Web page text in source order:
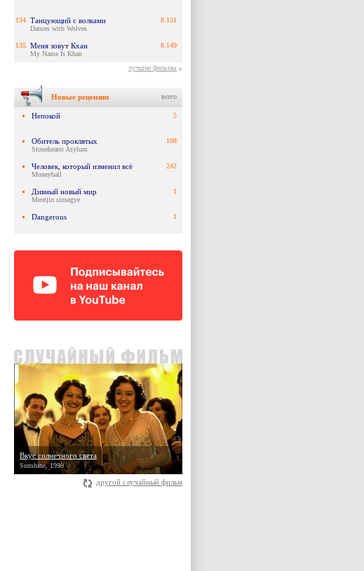
134. Танцующий с волками
Dances with Wolves
8.151
135. Меня зовут Кхан
My Name Is Khan
8.149
лучшие фильмы
Новые рецензии всего
Непокой 5
Обитель проклятых
Stonehearst Asylum
108
Человек, который изменил всё
Moneyball
242
Дивный новый мир
Meotjin sinsegye
1
Dangerous 1
Вкус солнечного света
Sunshine, 1999
другой случайный фильм